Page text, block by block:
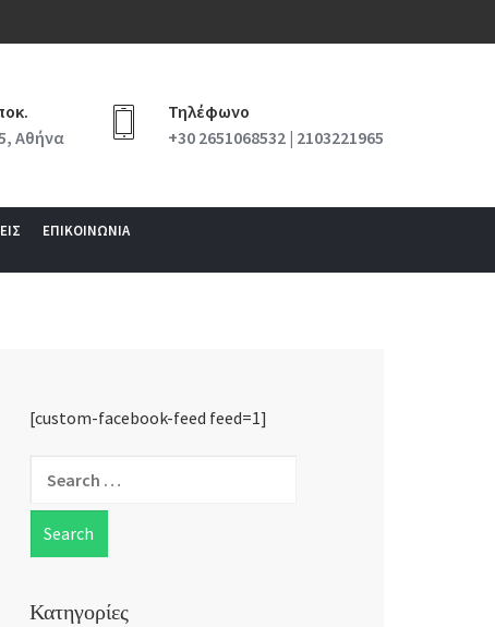
Αθήνα
Τηλέφωνο
+30 2651068532 | 2103221965
ΕΠΙΚΟΙΝΩΝΙΑ
[custom-facebook-feed feed=1]
Κατηγορίες